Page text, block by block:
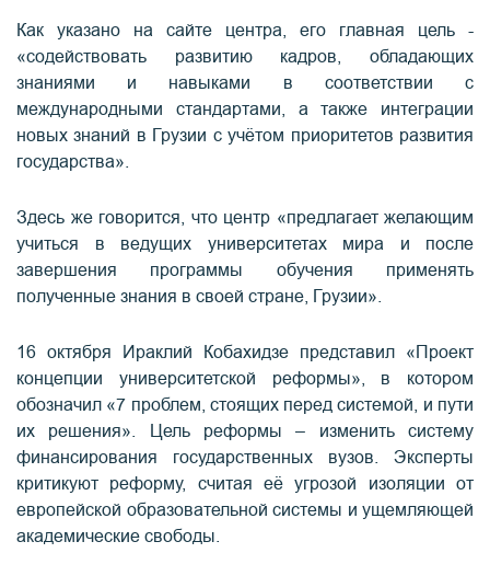
Как указано на сайте центра, его главная цель -
«содействовать развитию кадров, обладающих
знаниями и навыками в соответствии с
международными стандартами, а также интеграции
новых знаний в Грузии с учётом приоритетов развития
государства».
Здесь же говорится, что центр «предлагает желающим
учиться в ведущих университетах мира и после
завершения программы обучения применять
полученные знания в своей стране, Грузии».
16 октября Ираклий Кобахидзе представил «Проект
концепции университетской реформы», в котором
обозначил «7 проблем, стоящих перед системой, и пути
их решения». Цель реформы – изменить систему
финансирования государственных вузов. Эксперты
критикуют реформу, считая её угрозой изоляции от
европейской образовательной системы и ущемляющей
академические свободы.